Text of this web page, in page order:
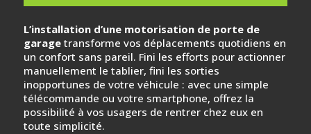
L’installation d’une motorisation de porte de
garagetransforme vos déplacements quotidiens en
un confort sans pareil. Fini les efforts pour actionner
manuellement le tablier, fini les sorties
inopportunes de votre véhicule : avec une simple
télécommande ou votre smartphone, offrez la
possibilité à vos usagers de rentrer chez eux en
toute simplicité.